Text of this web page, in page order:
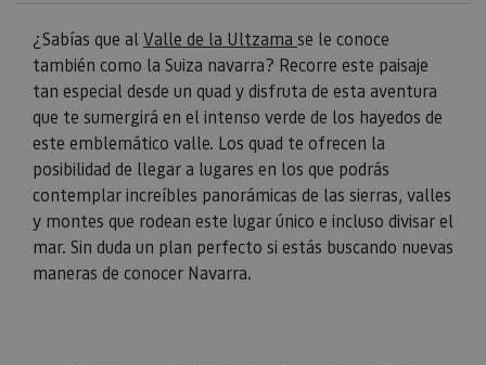
¿Sabías que alValle de la Ultzama se le conoce
también como la Suiza navarra? Recorre este paisaje
tan especial desde un quad y disfruta de esta aventura
que te sumergirá en el intenso verde de los hayedos de
este emblemático valle. Los quad te ofrecen la
posibilidad de llegar a lugares en los que podrás
contemplar increíbles panorámicas de las sierras, valles
y montes que rodean este lugar único e incluso divisar el
mar. Sin duda un plan perfecto si estás buscando nuevas
maneras de conocer Navarra.